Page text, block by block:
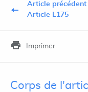
Article précédent
Article L175
Imprimer
Corps de